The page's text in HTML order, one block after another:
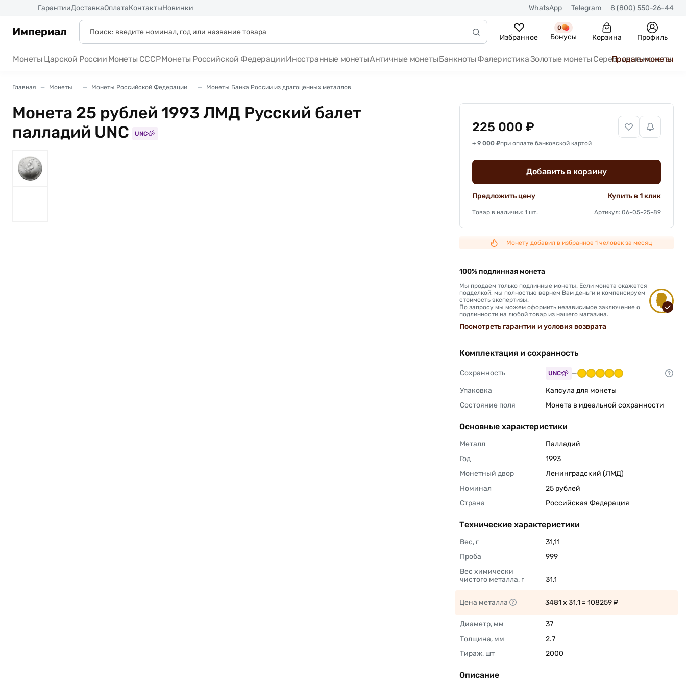
ГарантииДоставкаОплатаКонтактыНовинки WhatsApp Telegram 8 (800) 550-26-44
Империал Избранное
0
Бонусы Корзина Профиль
Монеты Царской России Монеты СССРМонеты Российской ФедерацииИностранные монетыАнтичные монетыБанкноты ФалеристикаЗолотые монеты Серебряные монеты
Продать монеты
Главная Монеты Монеты Российской Федерации Монеты Банка России из драгоценных металлов
Монета 25 рублей 1993 ЛМД Русский балет
палладий UNC
UNC 225 000 ₽
+ 9 000 ₽при оплате банковской картой
Добавить в корзину
Предложить цену Купить в 1 клик
Товар в наличии: 1 шт. Артикул: 06-05-25-89
Монету добавил в избранное 1 человек за месяц
100% подлинная монета
Мы продаем только подлинные монеты. Если монета окажется
подделкой, мы полностью вернем Вам деньги и компенсируем
стоимость экспертизы.
По запросу мы можем оформить независимое заключение о
подлинности на любой товар из нашего магазина.
Посмотреть гарантии и условия возврата
Комплектация и сохранность
Сохранность UNC
—
Упаковка
Капсула для монеты
Состояние поля
Монета в идеальной сохранности
Основные характеристики
Металл
Палладий
Год
1993
Монетный двор
Ленинградский (ЛМД)
Номинал
25 рублей
Страна
Российская Федерация
Технические характеристики
Вес, г
31,11
Проба
999
Вес химически
чистого металла, г
31,1
Цена металла 3481 x 31.1 = 108259 ₽
Диаметр, мм
37
Толщина, мм
2.7
Тираж, шт
2000
Описание